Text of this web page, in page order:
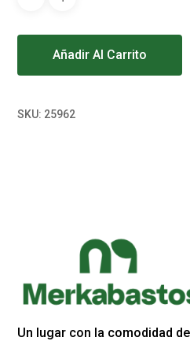
Añadir Al Carrito
SKU: 25962
Un lugar con la comodidad